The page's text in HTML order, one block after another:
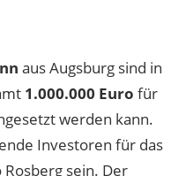
aus Augsburg sind in
1.000.000 Euro für
werden kann.
Investoren für das
sein. Der